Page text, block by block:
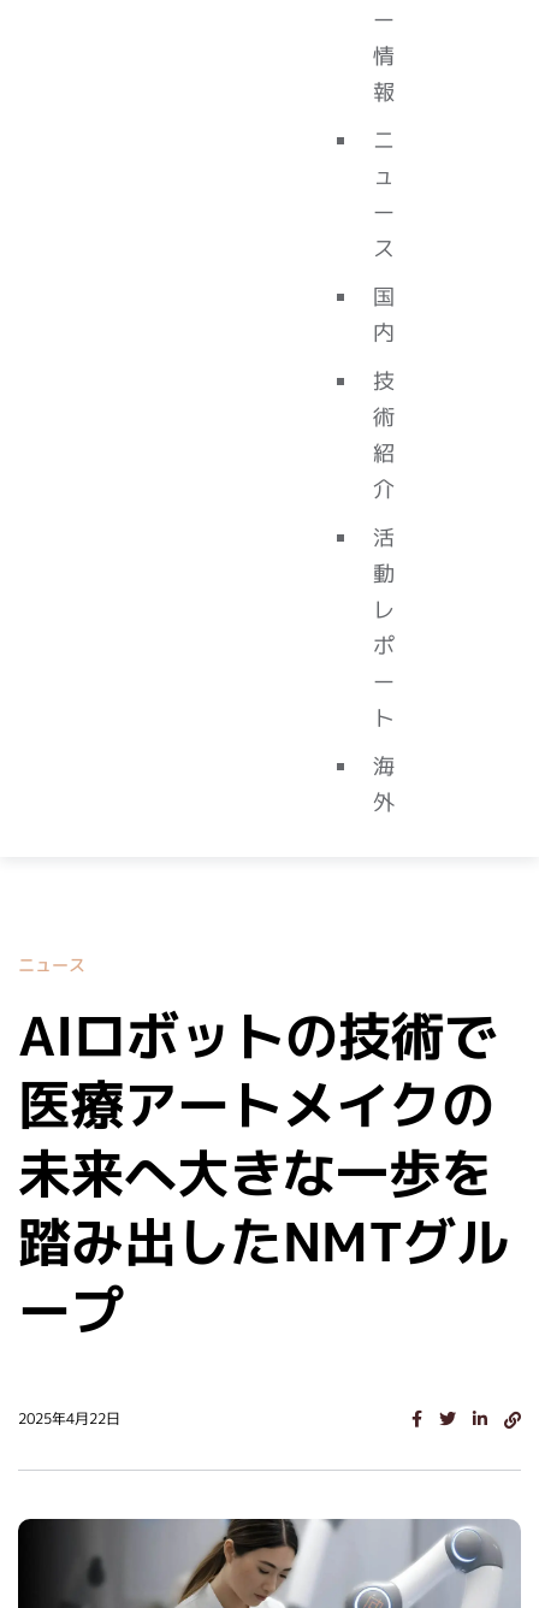
ー
情
報
ニ
ュ
ー
ス
国
内
技
術
紹
介
活
動
レ
ポ
ー
ト
海
外
ニュース
AIロボットの技術で
医療アートメイクの
未来へ大きな一歩を
踏み出したNMTグル
ープ
2025年4月22日